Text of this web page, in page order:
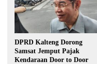
DPRD Kalteng Dorong
Samsat Jemput Pajak
Kendaraan Door to Door